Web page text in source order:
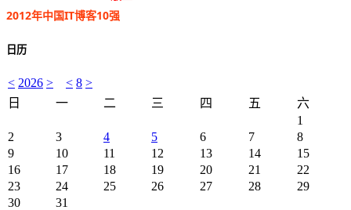
2012年中国IT博客10强
日历
< 2026 > < 8 >
日
一 二 三 四 五
六
1
2
3 4 5 6 7
8
9
10 11 12 13 14
15
16
17 18 19 20 21
22
23
24 25 26 27 28
29
30
31